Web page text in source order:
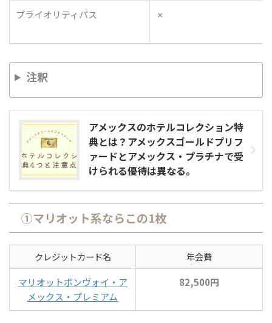
プライオリティパス ✗
注釈
アメックスのホテルコレクション特
典とは？アメックスゴールドプリフ
ァードとアメックス・プラチナで受
けられる優待は異なる。
①マリオット系ならこの1枚
クレジットカード名
年会費
マリオットボンヴォイ・ア
メックス・プレミアム
82,500円